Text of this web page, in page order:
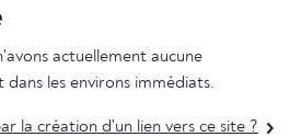
actuellement aucune
les environs immédiats.
la création d'un lien vers ce site ?